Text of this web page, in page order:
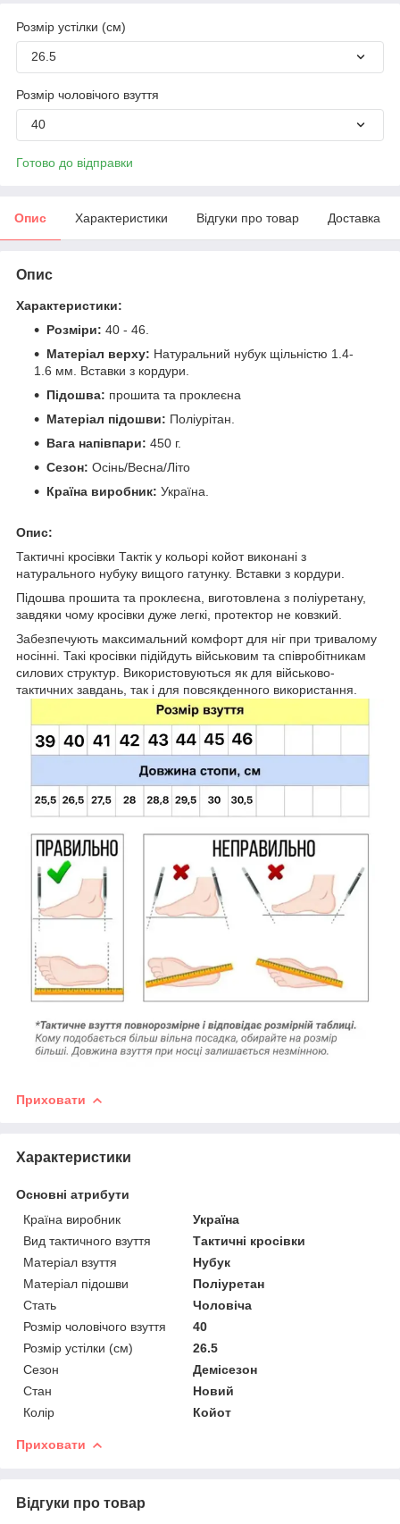
Розмір устілки (см)
26.5
Розмір чоловічого взуття
40
Готово до відправки
Опис Характеристики Відгуки про товар Доставка
Опис
Характеристики:
Розміри: 40 - 46.
Матеріал верху: Натуральний нубук щільністю 1.4-
1.6 мм. Вставки з кордури.
Підошва: прошита та проклеєна
Матеріал підошви: Поліурітан.
Вага напівпари: 450 г.
Сезон: Осінь/Весна/Літо
Країна виробник: Україна.
Опис:
Тактичні кросівки Тактік у кольорі койот виконані з
натурального нубуку вищого гатунку. Вставки з кордури.
Підошва прошита та проклеєна, виготовлена з поліуретану,
завдяки чому кросівки дуже легкі, протектор не ковзкий.
Забезпечують максимальний комфорт для ніг при тривалому
носінні. Такі кросівки підійдуть військовим та співробітникам
силових структур. Використовуються як для військово-
тактичних завдань, так і для повсякденного використання.
Приховати
Характеристики
Основні атрибути
Країна виробник
Україна
Вид тактичного взуття
Тактичні кросівки
Матеріал взуття
Нубук
Матеріал підошви
Поліуретан
Стать
Чоловіча
Розмір чоловічого взуття
40
Розмір устілки (см)
26.5
Сезон
Демісезон
Стан
Новий
Колір
Койот
Приховати
Відгуки про товар